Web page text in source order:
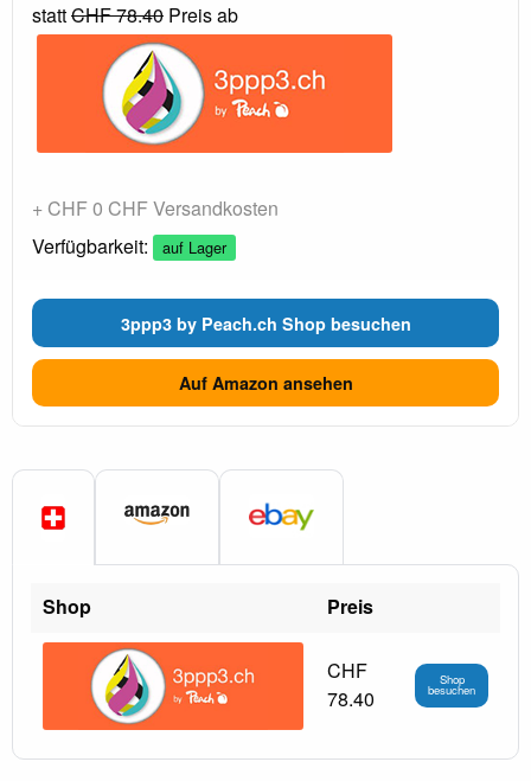
stattCHF 78.40 Preis ab
+ CHF 0 CHF Versandkosten
Verfügbarkeit:
auf Lager
3ppp3 by Peach.ch Shop besuchen
Auf Amazon ansehen
Shop Preis
CHF
78.40
Shop
besuchen